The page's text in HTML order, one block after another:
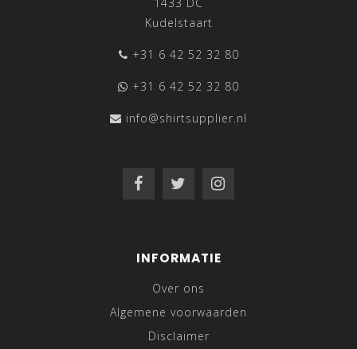
Kudelstaart
+31 6 42 52 32 80
+31 6 42 52 32 80
info@shirtsupplier.nl
INFORMATIE
Over ons
Algemene voorwaarden
Disclaimer